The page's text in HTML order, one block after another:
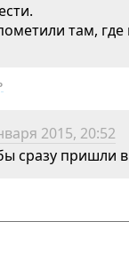
там, где
2015, 20:52
сразу пришли